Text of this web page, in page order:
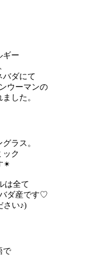
ギー
バダにて
ウーマンの
した。
ラス。
ック
✴︎
は全て
ダ産です♡
さい♪)
で